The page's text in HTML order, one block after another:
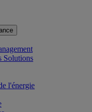
Solutions
l'énergie